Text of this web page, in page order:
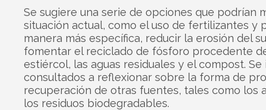
Se sugiere una serie de opciones que podrían
situación actual, como el uso de fertilizantes y
manera más específica, reducir la erosión del
fomentar el reciclado de fósforo procedente
estiércol, las aguas residuales y el compost. Se
consultados a reflexionar sobre la forma de
recuperación de otras fuentes, tales como los
los residuos biodegradables.